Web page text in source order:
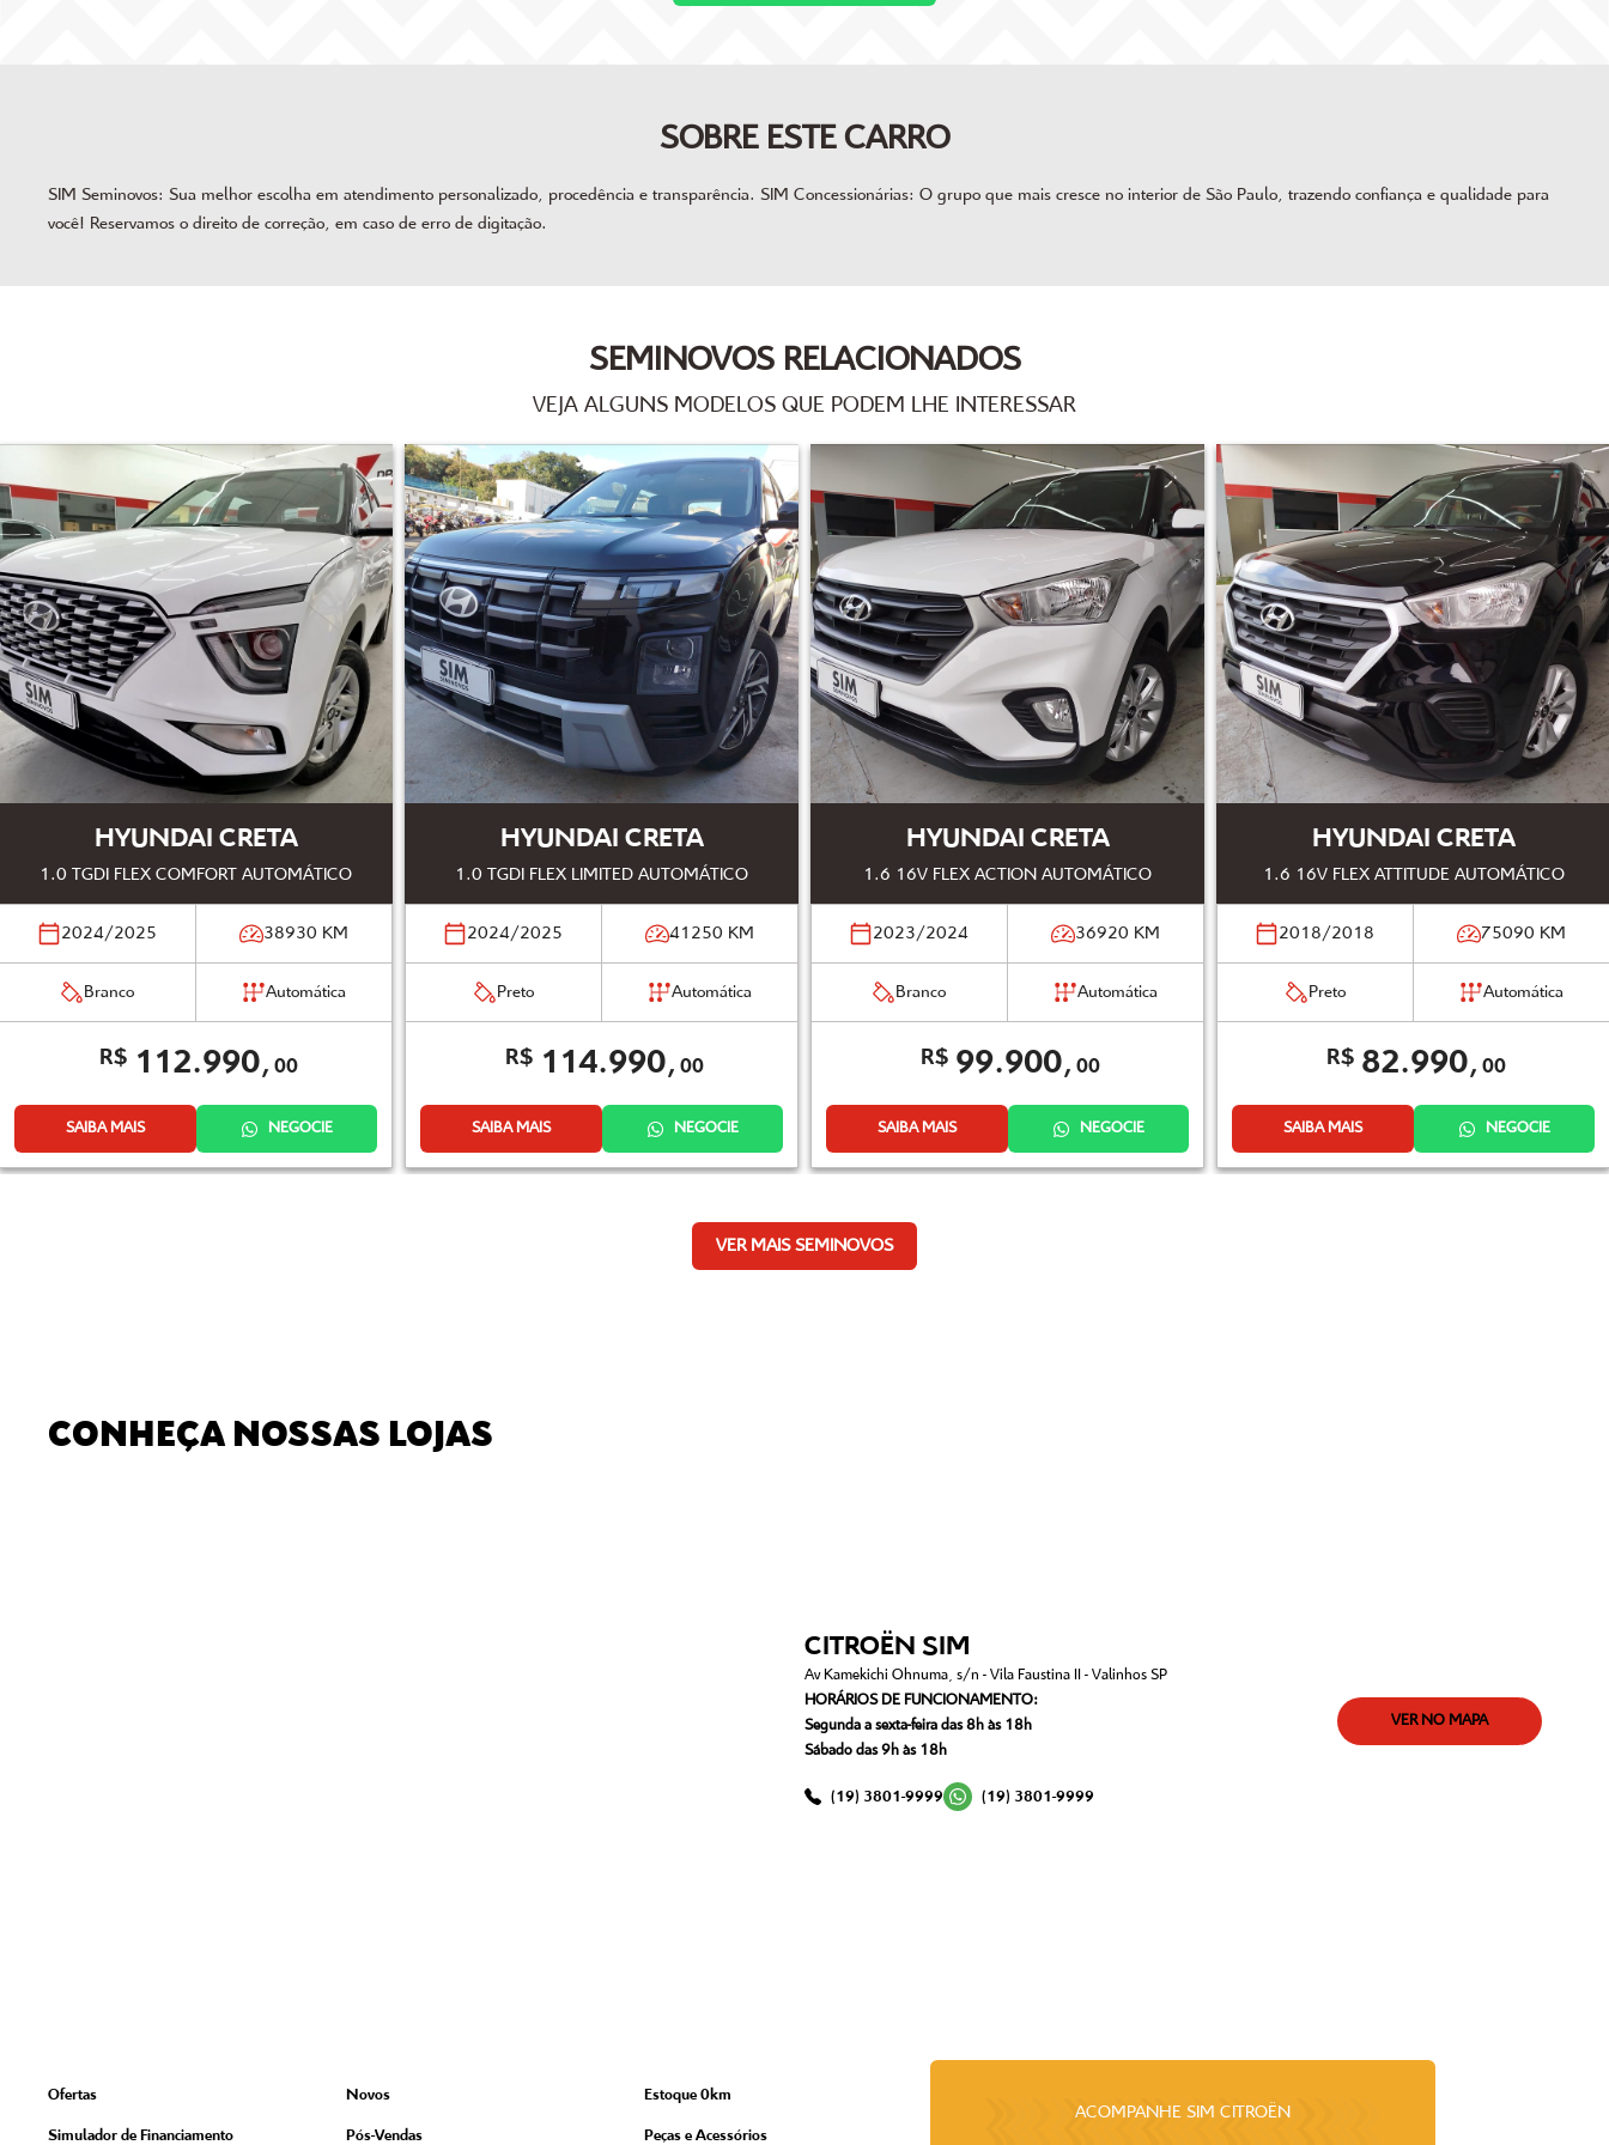
SOBRE ESTE CARRO
SIM Seminovos: Sua melhor escolha em atendimento personalizado, procedência e transparência. SIM Concessionárias: O grupo que mais cresce no interior de São Paulo, trazendo confiança e qualidade para
você! Reservamos o direito de correção, em caso de erro de digitação.
SEMINOVOS RELACIONADOS
VEJA ALGUNS MODELOS QUE PODEM LHE INTERESSAR
HYUNDAI CRETA
1.0 TGDI FLEX COMFORT AUTOMÁTICO
2024/2025 38930 KM
Branco Automática
R$112.990, 00
SAIBA MAIS NEGOCIE
HYUNDAI CRETA
1.0 TGDI FLEX LIMITED AUTOMÁTICO
2024/2025 41250 KM
Preto Automática
R$114.990, 00
SAIBA MAIS NEGOCIE
HYUNDAI CRETA
1.6 16V FLEX ACTION AUTOMÁTICO
2023/2024 36920 KM
Branco Automática
R$99.900, 00
SAIBA MAIS NEGOCIE
HYUNDAI CRETA
1.6 16V FLEX ATTITUDE AUTOMÁTICO
2018/2018 75090 KM
Preto Automática
R$82.990, 00
SAIBA MAIS NEGOCIE
VER MAIS SEMINOVOS
CONHEÇA NOSSAS LOJAS
CITROËN SIM
Av Kamekichi Ohnuma, s/n - Vila Faustina II - Valinhos SP
HORÁRIOS DE FUNCIONAMENTO:
Segunda a sexta-feira das 8h às 18h
Sábado das 9h às 18h
(19) 3801-9999 (19) 3801-9999
VER NO MAPA
Ofertas Novos Estoque 0km
Simulador de Financiamento Pós-Vendas Peças e Acessórios
ACOMPANHE SIM CITROËN